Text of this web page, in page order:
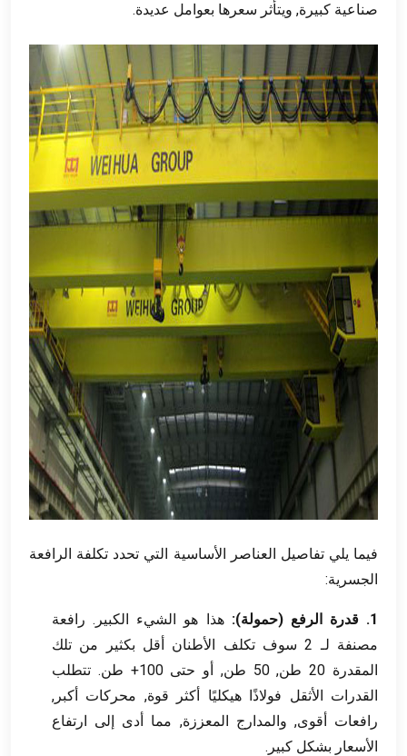
صناعية كبيرة, ويتأثر سعرها بعوامل عديدة.
فيما يلي تفاصيل العناصر الأساسية التي تحدد تكلفة الرافعة
الجسرية:
1. قدرة الرفع (حمولة):
هذا هو الشيء الكبير. رافعة
مصنفة لـ 2 سوف تكلف الأطنان أقل بكثير من تلك
المقدرة 20 طن, 50 طن, أو حتى 100+ طن. تتطلب
القدرات الأثقل فولاذًا هيكليًا أكثر قوة, محركات أكبر,
رافعات أقوى, والمدارج المعززة, مما أدى إلى ارتفاع
الأسعار بشكل كبير.